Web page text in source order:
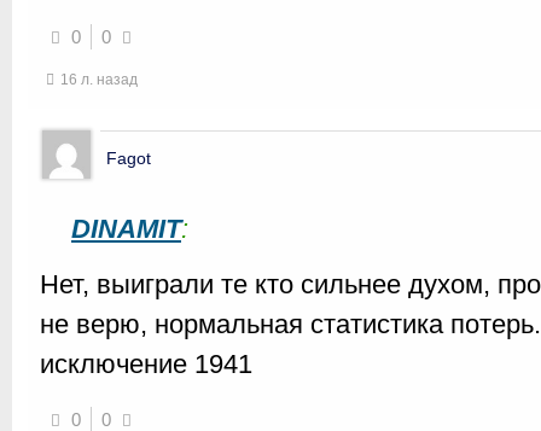
0 0
16 л. назад
Fagot
DINAMIT:
Нет, выиграли те кто сильнее духом,
не верю, нормальная статистика
исключение 1941
0 0